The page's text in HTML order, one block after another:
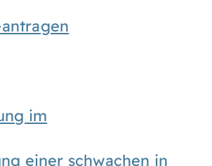
im
einer schwachen in